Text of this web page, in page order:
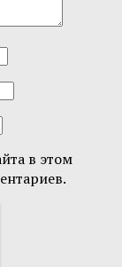
в этом